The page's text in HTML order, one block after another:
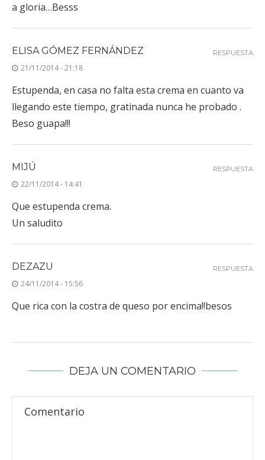
a gloria…Besss
ELISA GÓMEZ FERNÁNDEZ
21/11/2014 - 21:18
Estupenda, en casa no falta esta crema en cuanto va
llegando este tiempo, gratinada nunca he probado .
Beso guapa!!!
RESPUESTA
MIJÚ
22/11/2014 - 14:41
Que estupenda crema.
Un saludito
RESPUESTA
DEZAZU
24/11/2014 - 15:56
Que rica con la costra de queso por encima!!besos
RESPUESTA
DEJA UN COMENTARIO